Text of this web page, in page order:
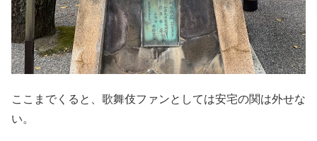
ここまでくると、歌舞伎ファンとしては安宅の関は外せな
い。